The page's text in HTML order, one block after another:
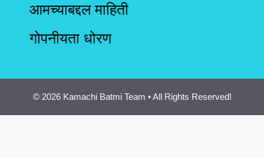
आमच्याबद्दल माहिती
गोपनीयता धोरण
© 2026 Kamachi Batmi Team • All Rights Reserved!